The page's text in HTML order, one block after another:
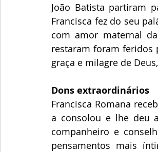
João Batista partiram
Francisca fez do seu
com amor maternal
restaram foram feridos
graça e milagre de
Dons extraordinários
Francisca Romana
a consolou e lhe deu
companheiro e
pensamentos mais